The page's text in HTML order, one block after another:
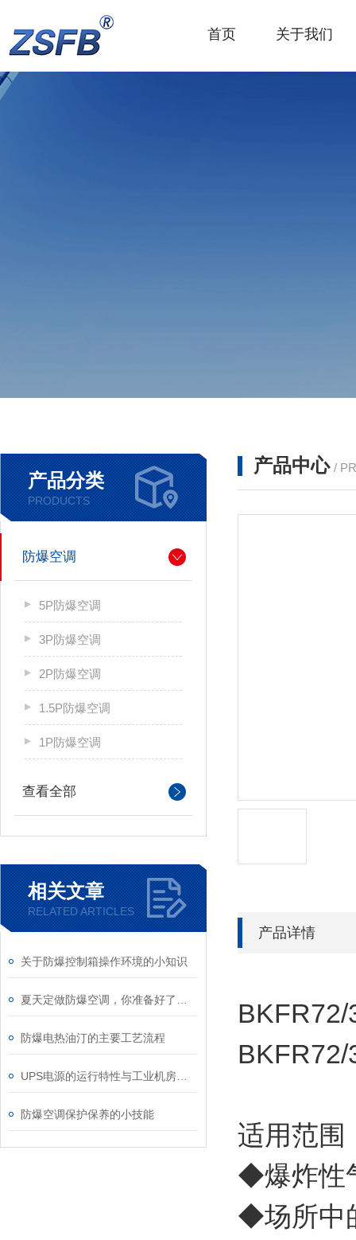
首页 关于我们
产品分类
PRODUCTS
防爆空调
5P防爆空调
3P防爆空调
2P防爆空调
1.5P防爆空调
1P防爆空调
查看全部
相关文章
RELATED ARTICLES
关于防爆控制箱操作环境的小知识
防爆电热油汀的主要工艺流程
防爆空调保护保养的小技能
产品中心 /
产品详情
适用范围
◆爆炸性
◆场所中